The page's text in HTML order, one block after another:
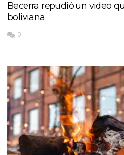
Becerra repudió un video
boliviana
0